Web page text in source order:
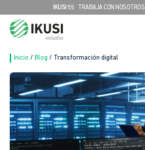
IKUSI 55 TRABAJA CON NOSOTROS
Buscar:
Inicio / Blog / Transformación digital